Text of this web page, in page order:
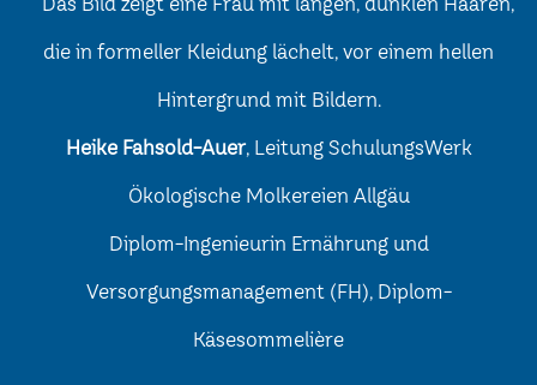
Heike Fahsold-Auer, Leitung SchulungsWerk
Ökologische Molkereien Allgäu
Diplom-Ingenieurin Ernährung und
Versorgungsmanagement (FH), Diplom-
Käsesommelière